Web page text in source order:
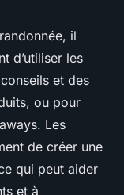
il
d’utiliser les
et des
ou pour
Les
de créer une
qui peut aider
et à